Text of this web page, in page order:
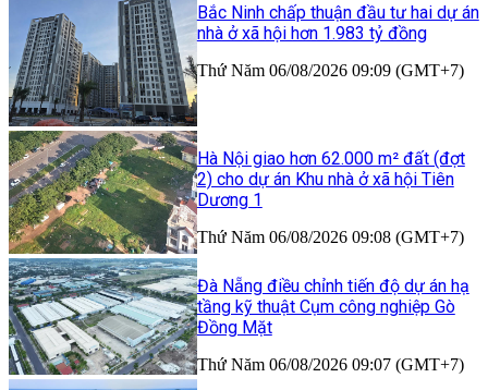
Bắc Ninh chấp thuận đầu tư hai dự án
nhà ở xã hội hơn 1.983 tỷ đồng
Thứ Năm 06/08/2026 09:09 (GMT+7)
Hà Nội giao hơn 62.000 m² đất (đợt
2) cho dự án Khu nhà ở xã hội Tiên
Dương 1
Thứ Năm 06/08/2026 09:08 (GMT+7)
Đà Nẵng điều chỉnh tiến độ dự án hạ
tầng kỹ thuật Cụm công nghiệp Gò
Đồng Mặt
Thứ Năm 06/08/2026 09:07 (GMT+7)